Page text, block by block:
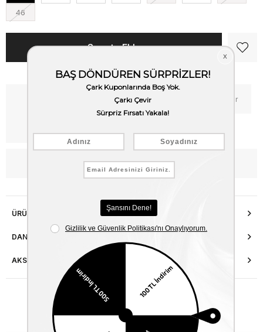
46
Fiyat Düşünce Haber Ver
WhatsApp’tan Bilgi Al
ÜRÜN ÖZELLIKLERI
DANIŞMA HATTI
AKSESUAR ONARIMI
Benzer Ürünler